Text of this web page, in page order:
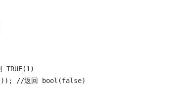
//返回 bool(false)